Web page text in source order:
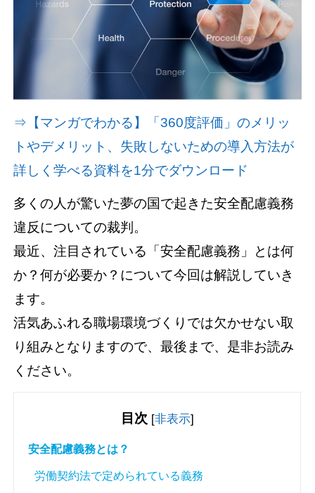
資料請求(無料) お見積もり依頼
⇒【マンガでわかる】「360度評価」のメリッ
トやデメリット、失敗しないための導入方法が
詳しく学べる資料を1分でダウンロード
多くの人が驚いた夢の国で起きた安全配慮義務
違反についての裁判。
最近、注目されている「安全配慮義務」とは何
か？何が必要か？について今回は解説していき
ます。
活気あふれる職場環境づくりでは欠かせない取
り組みとなりますので、最後まで、是非お読み
ください。
目次 [非表示]
安全配慮義務とは？
労働契約法で定められている義務